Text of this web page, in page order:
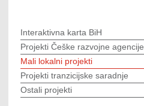
Interaktivna karta BiH
Projekti Češke razvojne agencije
Mali lokalni projekti
Projekti tranzicijske saradnje
Ostali projekti